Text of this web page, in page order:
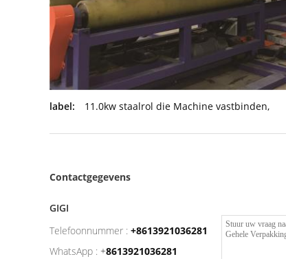
label: 11.0kw staalrol die Machine vastbinden,
Contactgegevens
GIGI
Telefoonnummer : +8613921036281
WhatsApp : +8613921036281